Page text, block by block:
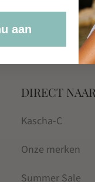
DIRECT NAAR
Kascha-C
Onze merken
Summer Sale
aan